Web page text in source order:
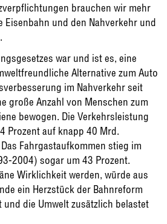
brauchen wir mehr
und den Nahverkehr und
war und ist es, eine
Alternative zum Auto
im Nahverkehr seit
große Anzahl von Menschen zum
bewogen. Die Verkehrsleistung
Prozent auf knapp 40 Mrd.
Fahrgastaufkommen stieg im
2004) sogar um 43 Prozent.
Wirklichkeit werden, würde aus
ein Herzstück der Bahnreform
die Umwelt zusätzlich belastet